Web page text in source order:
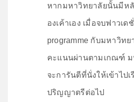
หากมหาวิทยาลัยนั้นมีห
องเค้าเอง เมื่อจบฟาวเด
programme กับมหาวิทย
คะแนนผ่านตามเกณฑ์ ม
จะการันตีที่นั่งให้เข้าไปเ
ปริญญาตรีต่อไป